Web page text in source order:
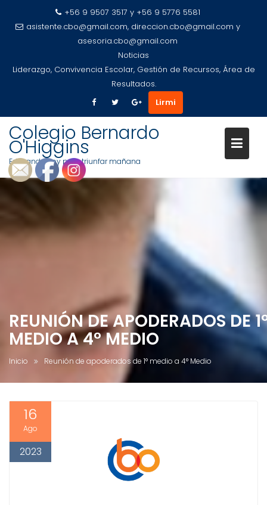
Saltar
contenido
+56 9 9507 3517 y +56 9 5776 5581
asistente.cbo@gmail.com, direccion.cbo@gmail.com y
asesoria.cbo@gmail.com
Noticias
Liderazgo, Convivencia Escolar, Gestión de Recursos, Área de
Resultados.
Lirmi
Colegio Bernardo
O'Higgins
Educando hoy para triunfar mañana
REUNIÓN DE APODERADOS DE
MEDIO A 4° MEDIO
Inicio Reunión de apoderados de 1° medio a 4° Medio
16
Ago
2023